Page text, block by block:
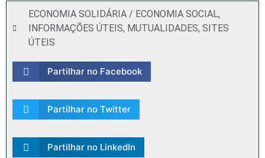
ECONOMIA SOLIDÁRIA / ECONOMIA SOCIAL,
INFORMAÇÕES ÚTEIS, MUTUALIDADES, SITES
ÚTEIS
Partilhar no Facebook
Partilhar no Twitter
Partilhar no LinkedIn